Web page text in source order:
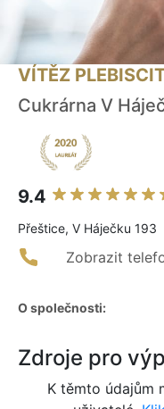
VÍTĚZ
Cukrárna V
9.4
Přeštice, V Háječku 193
Zobrazit
O společnosti:
Zdroje pro
K těmto údajům